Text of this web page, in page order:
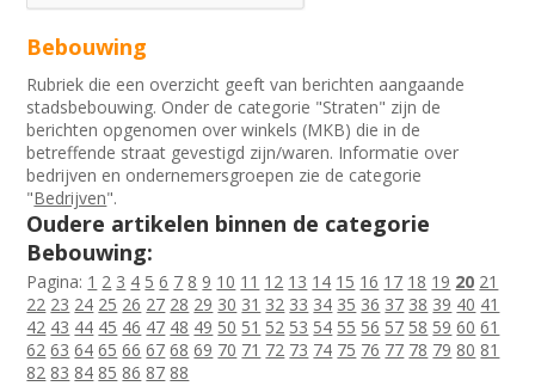
Bebouwing
Rubriek die een overzicht geeft van berichten aangaande
stadsbebouwing. Onder de categorie "Straten" zijn de
berichten opgenomen over winkels (MKB) die in de
betreffende straat gevestigd zijn/waren. Informatie over
bedrijven en ondernemersgroepen zie de categorie
"Bedrijven".
Oudere artikelen binnen de categorie
Bebouwing:
Pagina: 1 2 3 4 5 6 7 8 9 10 11 12 13 14 15 16 17 18 19 20 21
22 23 24 25 26 27 28 29 30 31 32 33 34 35 36 37 38 39 40 41
42 43 44 45 46 47 48 49 50 51 52 53 54 55 56 57 58 59 60 61
62 63 64 65 66 67 68 69 70 71 72 73 74 75 76 77 78 79 80 81
82 83 84 85 86 87 88